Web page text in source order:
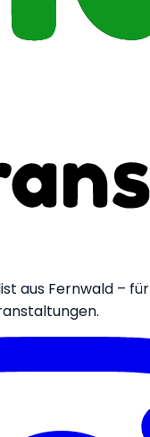
aus Fernwald – für